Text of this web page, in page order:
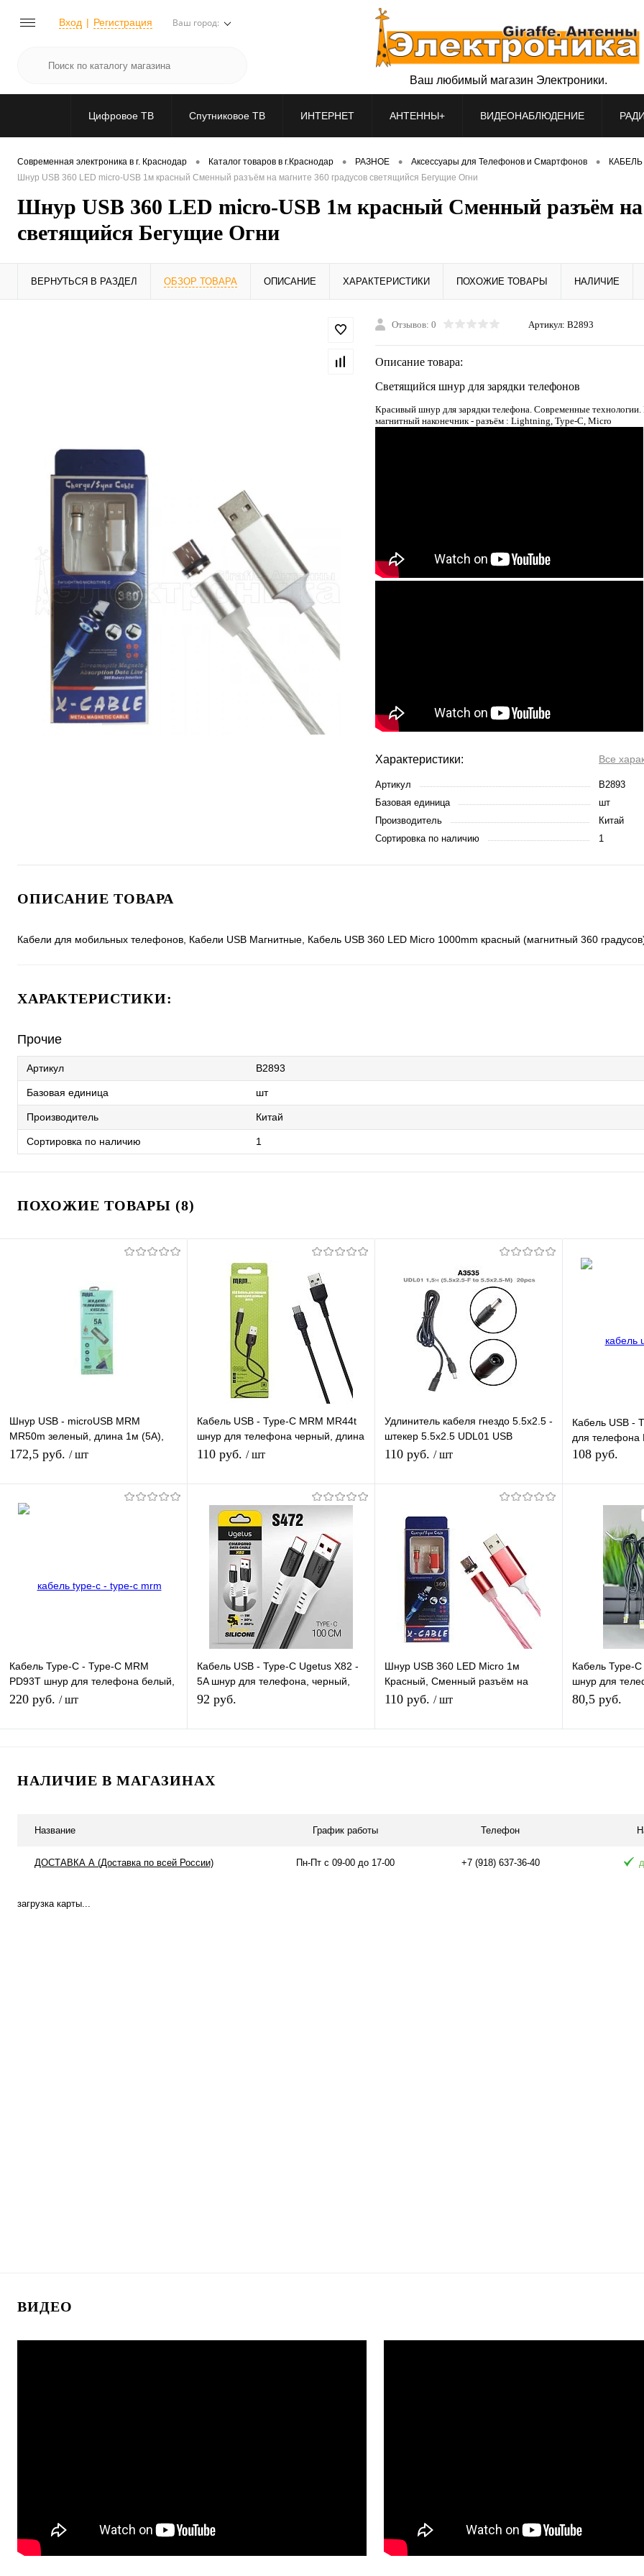
Вход Регистрация Ваш город:
Ваш любимый магазин Электроники.
Цифровое ТВ Спутниковое ТВ ИНТЕРНЕТ АНТЕННЫ+ ВИДЕОНАБЛЮДЕНИЕ
Современная электроника в г. Краснодар • Каталог товаров в г.Краснодар • РАЗНОЕ • Аксессуары для Телефонов и Смартфонов • КАБЕЛЬ
Шнур USB 360 LED micro-USB 1м красный Сменный разъём на магните 360 градусов светящийся Бегущие Огни
Шнур USB 360 LED micro-USB 1м красный Сменный разъём на
светящийся Бегущие Огни
ВЕРНУТЬСЯ В РАЗДЕЛ ОБЗОР ТОВАРА ОПИСАНИЕ ХАРАКТЕРИСТИКИ ПОХОЖИЕ ТОВАРЫ НАЛИЧИЕ
Отзывов: 0 Артикул: B2893
Описание товара:
Светящийся шнур для зарядки телефонов
Красивый шнур для зарядки телефона. Современные
магнитный наконечник - разъём : Lightning, Type-C, Micro
Характеристики: Все
Артикул
B2893
Базовая единица
шт
Производитель
Китай
Сортировка по наличию
1
ОПИСАНИЕ ТОВАРА
Кабели для мобильных телефонов, Кабели USB Магнитные, Кабель USB 360 LED Micro 1000mm красный (магнитный 360
ХАРАКТЕРИСТИКИ:
Прочие
Артикул B2893
Базовая единица шт
Производитель Китай
Сортировка по наличию 1
ПОХОЖИЕ ТОВАРЫ (8)
Шнур USB - microUSB MRM
MR50m зеленый, длина 1м (5А),
силикон
172,5 руб. / шт
Кабель USB - Type-C MRM MR44t
шнур для телефона черный, длина
1м
110 руб. / шт
В корзину
Купить в 1 клик К сравнению
В избранное В наличии
Удлинитель кабеля гнездо 5.5x2.5 -
штекер 5.5x2.5 UDL01 USB
(5.5x2.5-F to 5.5x2.5-M) длина 1,5м
110 руб. / шт
Купить в 1 клик К сравнению
В избранное В наличии
Кабель USB -
для телефона
108 руб.
Купить в 1
В избранное
Кабель Type-C - Type-C MRM
PD93T шнур для телефона белый,
6A 60W, длина 1,5м
220 руб. / шт
Кабель USB - Type-C Ugetus X82 -
5A шнур для телефона, черный,
длина 1м
92 руб.
Шнур USB 360 LED Micro 1м
Красный, Сменный разъём на
магните 360 градусов светящийся
110 руб. / шт
Кабель Type-
шнур для
60W, длина 1м
80,5 руб.
НАЛИЧИЕ В МАГАЗИНАХ
Название График работы Телефон
ДОСТАВКА А (Доставка по всей России) Пн-Пт с 09-00 до 17-00 +7 (918) 637-36-40
загрузка карты...
ВИДЕО